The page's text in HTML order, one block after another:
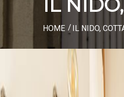
HOME IL NIDO,